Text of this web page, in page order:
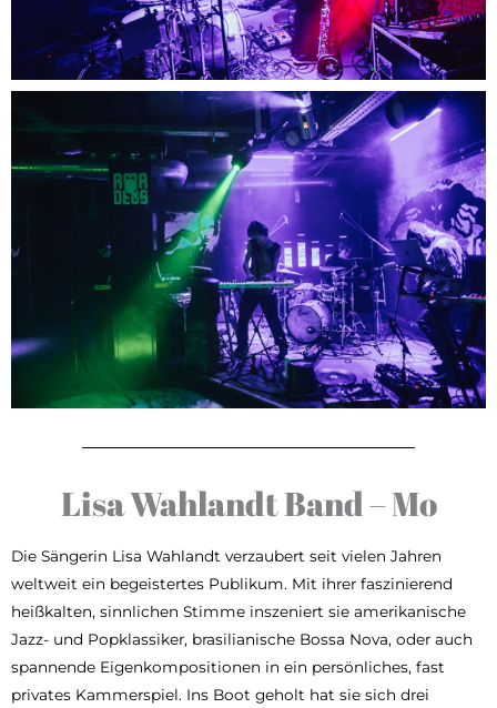
Lisa Wahlandt Band – Mo
Die Sängerin Lisa Wahlandt verzaubert seit vielen Jahren
weltweit ein begeistertes Publikum. Mit ihrer faszinierend
heißkalten, sinnlichen Stimme inszeniert sie amerikanische
Jazz- und Popklassiker, brasilianische Bossa Nova, oder auch
spannende Eigenkompositionen in ein persönliches, fast
privates Kammerspiel. Ins Boot geholt hat sie sich drei